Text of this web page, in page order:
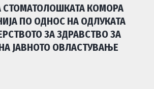
СТОМАТОЛОШКАТА КОМОРА
ПО ОДНОС НА ОДЛУКАТА
ЗА ЗДРАВСТВО ЗА
ЈАВНОТО ОВЛАСТУВАЊЕ